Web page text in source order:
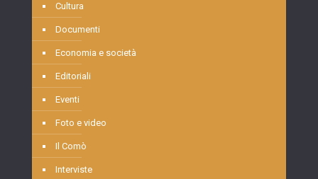
Cultura
Documenti
Economia e società
Editoriali
Eventi
Foto e video
Il Comò
Interviste